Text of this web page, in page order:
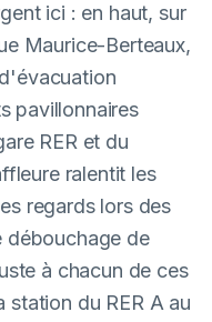
ici : en haut, sur
Maurice-Berteaux,
pavillonnaires
RER et du
ralentit les
regards lors des
débouchage de
à chacun de ces
du RER A au